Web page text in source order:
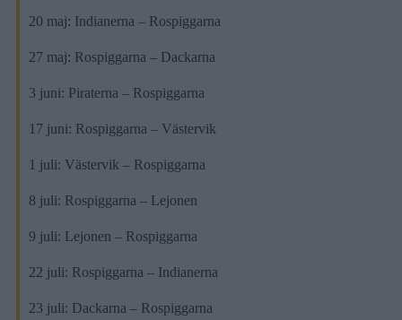
20 maj: Indianerna – Rospiggarna
27 maj: Rospiggarna – Dackarna
3 juni: Piraterna – Rospiggarna
17 juni: Rospiggarna – Västervik
1 juli: Västervik – Rospiggarna
8 juli: Rospiggarna – Lejonen
9 juli: Lejonen – Rospiggarna
22 juli: Rospiggarna – Indianerna
23 juli: Dackarna – Rospiggarna